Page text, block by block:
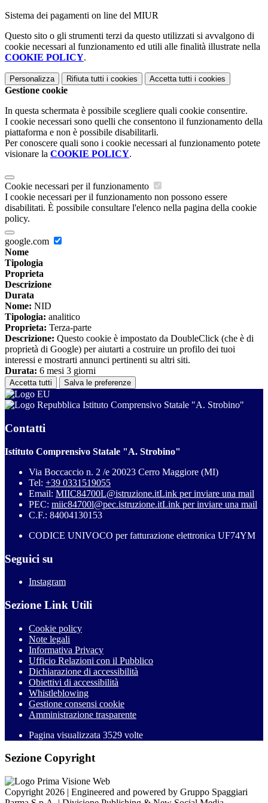
Sistema dei pagamenti on line del MIUR
Questo sito o gli strumenti terzi da questo utilizzati si avvalgono di
cookie necessari al funzionamento ed utili alle finalità illustrate nella
COOKIE POLICY.
Personalizza Rifiuta tutti i cookies Accetta tutti i cookies
Gestione cookie
In questa schermata è possibile scegliere quali cookie consentire.
I cookie necessari sono quelli che consentono il funzionamento della
piattaforma e non è possibile disabilitarli.
Per conoscere quali sono i cookie necessari al funzionamento potete
visionare la COOKIE POLICY.
Cookie necessari per il funzionamento
I cookie necessari per il funzionamento non possono essere
disabilitati. È possibile consultare l'elenco nella pagina della cookie
policy.
google.com
Nome
Tipologia
Proprieta
Descrizione
Durata
Nome: NID
Tipologia: analitico
Proprieta: Terza-parte
Descrizione: Questo cookie è impostato da DoubleClick (che è di
proprietà di Google) per aiutarti a costruire un profilo dei tuoi
interessi e mostrarti annunci pertinenti su altri siti.
Durata: 6 mesi 3 giorni
Accetta tutti Salva le preferenze
Istituto Comprensivo Statale "A. Strobino"
Contatti
Istituto Comprensivo Statale "A. Strobino"
Via Boccaccio n. 2 /e 20023 Cerro Maggiore (MI)
Tel: +39 0331519055
Email: MIIC84700L@istruzione.itLink per inviare una mail
PEC: miic84700l@pec.istruzione.itLink per inviare una mail
C.F.: 84004130153
CODICE UNIVOCO per fatturazione elettronica UF74YM
Seguici su
Instagram
Sezione Link Utili
Cookie policy
Note legali
Informativa Privacy
Ufficio Relazioni con il Pubblico
Dichiarazione di accessibilità
Obiettivi di accessibilità
Whistleblowing
Gestione consensi cookie
Amministrazione trasparente
Pagina visualizzata 3529 volte
Sezione Copyright
Copyright 2026 | Engineered and powered by Gruppo Spaggiari